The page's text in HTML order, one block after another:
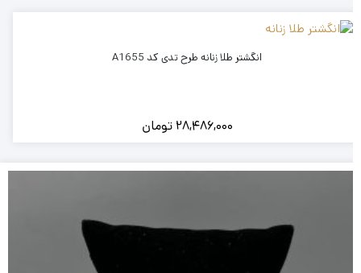
انگشتر طلا زنانه طرح تدی کد A1655
28,486,000تومان